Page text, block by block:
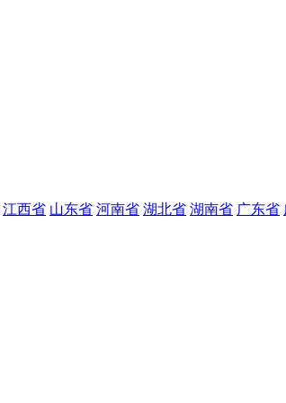
江西省 山东省 河南省 湖北省 湖南省 广东省